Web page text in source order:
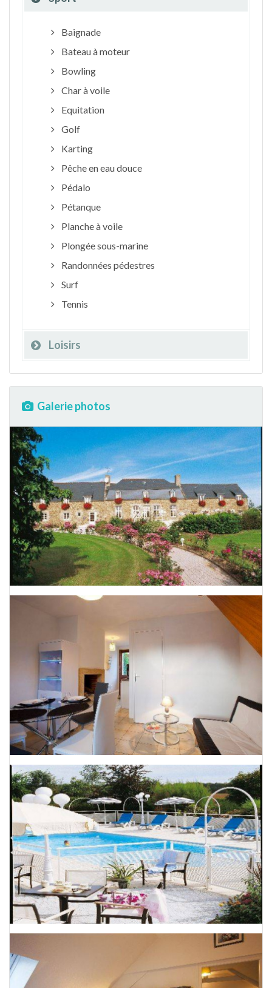
Baignade
Bateau à moteur
Bowling
Char à voile
Equitation
Golf
Karting
Pêche en eau douce
Pédalo
Pétanque
Planche à voile
Plongée sous-marine
Randonnées pédestres
Surf
Tennis
Loisirs
Galerie photos